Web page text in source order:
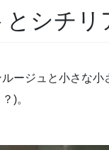
シチリ
ージュと小さな小
)。